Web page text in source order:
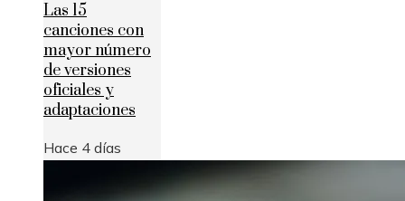
Las 15
canciones con
mayor número
de versiones
oficiales y
adaptaciones
Hace 4 días